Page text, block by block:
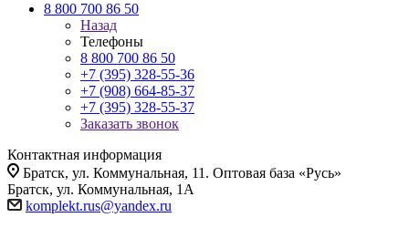
8 800 700 86 50
Назад
Телефоны
8 800 700 86 50
+7 (395) 328-55-36
+7 (908) 664-85-37
+7 (395) 328-55-37
Заказать звонок
Контактная информация
Братск, ул. Коммунальная, 11. Оптовая база «Русь»
Братск, ул. Коммунальная, 1А
komplekt.rus@yandex.ru